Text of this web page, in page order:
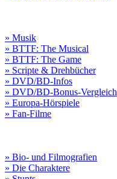
» Musik
» BTTF: The Musical
» BTTF: The Game
» Scripte & Drehbücher
» DVD/BD-Infos
» DVD/BD-Bonus-Vergleich
» Europa-Hörspiele
» Fan-Filme
» Bio- und Filmografien
» Die Charaktere